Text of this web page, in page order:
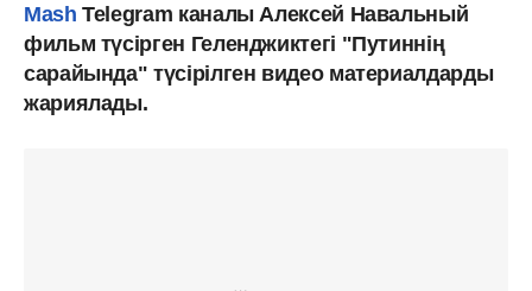
Mash Telegram каналы Алексей Навальный
фильм түсірген Геленджиктегі "Путиннің
сарайында" түсірілген видео материалдарды
жариялады.